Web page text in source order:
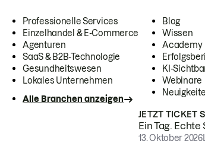
Professionelle Services
Einzelhandel & E-Commerce
Agenturen
SaaS & B2B-Technologie
Gesundheitswesen
Lokales Unternehmen
Alle Branchen anzeigen
Blog
Wissen
Academy
KI-
Webinare
JETZT TICKET
Ein Tag.
13. Oktober 2026